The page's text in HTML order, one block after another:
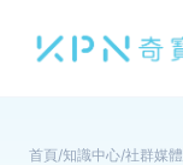
首頁/知識中心/社群媒體